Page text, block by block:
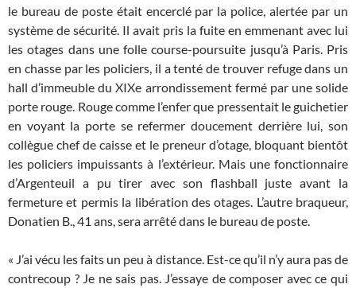
le bureau de poste était encerclé par la police, alertée par un
système de sécurité. Il avait pris la fuite en emmenant avec lui
les otages dans une folle course-poursuite jusqu’à Paris. Pris
en chasse par les policiers, il a tenté de trouver refuge dans un
hall d’immeuble du XIXe arrondissement fermé par une solide
porte rouge. Rouge comme l’enfer que pressentait le guichetier
en voyant la porte se refermer doucement derrière lui, son
collègue chef de caisse et le preneur d’otage, bloquant bientôt
les policiers impuissants à l’extérieur. Mais une fonctionnaire
d’Argenteuil a pu tirer avec son flashball juste avant la
fermeture et permis la libération des otages. L’autre braqueur,
Donatien B., 41 ans, sera arrêté dans le bureau de poste.
« J’ai vécu les faits un peu à distance. Est-ce qu’il n’y aura pas de
contrecoup ? Je ne sais pas. J’essaye de composer avec ce qui